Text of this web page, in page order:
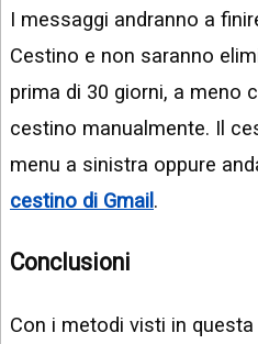
I messaggi andranno a
Cestino e non saranno
prima di 30 giorni, a meno
cestino manualmente. Il
menu a sinistra oppure
cestino di Gmail.
Conclusioni
Con i metodi visti in